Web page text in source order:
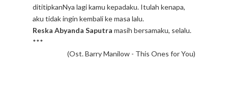
dititipkanNya lagi kamu kepadaku. Itulah kenapa,
aku tidak ingin kembali ke masa lalu.
Reska Abyanda Saputra masih bersamaku, selalu.
***
(Ost. Barry Manilow - This Ones for You)